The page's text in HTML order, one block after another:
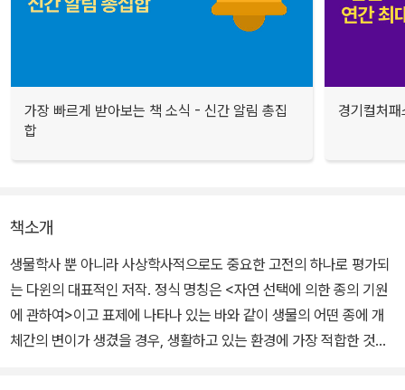
가장 빠르게 받아보는 책 소식 - 신간 알림 총집
합
경기컬처
책소개
생물학사 뿐 아니라 사상학사적으로도 중요한 고전의 하나로 평가되
는 다윈의 대표적인 저작. 정식 명칭은 <자연 선택에 의한 종의 기원
에 관하여>이고 표제에 나타나 있는 바와 같이 생물의 어떤 종에 개
체간의 변이가 생겼을 경우, 생활하고 있는 환경에 가장 적합한 것만